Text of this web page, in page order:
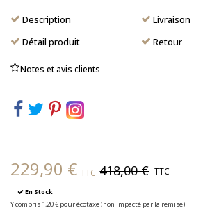
Description
Détail produit
Notes et avis clients
Livraison
Retour
229,90 € TTC 418,00 € TTC
En Stock
Y compris 1,20 € pour écotaxe (non impacté par la remise)